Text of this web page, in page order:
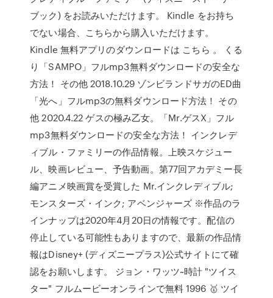
ブック) をお読みいただけます。 Kindle をお持ち
でない場合、こちらから購入いただけます。
Kindle 無料アプリのダウンロードは こちら 。 くる
り「SAMPO」フルmp3無料ダウンロードの安全な
方法！ その他 2018.10.29 ゾンビランドサガのED曲
「光へ」フルmp3の無料ダウンロード方法！ その
他 2020.4.22 ゲスの極み乙女。「Mr.ゲスX」フル
mp3無料ダウンロードの安全な方法！ インクレデ
ィブル・ファミリーの作品情報。上映スケジュー
ル、映画レビュー、予告動画。第77回アカデミー長
編アニメ映画賞を受賞した Mr.インクレディブル;
モンスターズ・インク; アベンジャーズ ※作品のラ
インナップは2020年4月20日の情報です。配信の
停止している可能性もありますので、最新の作品情
報はDisney+ (ディズニープラス)公式サイトにて確
認をお願いします。 ジョン・ワッツ~時計 "ツイス
ター" フルムービーオンラインで無料 1996 🥇 ツイ